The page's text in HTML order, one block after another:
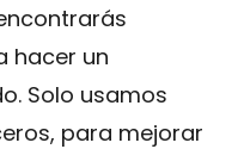
hacer un
Solo usamos
para mejorar